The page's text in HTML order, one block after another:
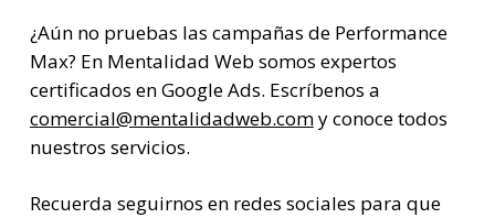
¿Aún no pruebas las campañas de Performance
Max? En Mentalidad Web somos expertos
certificados en Google Ads. Escríbenos a
comercial@mentalidadweb.comy conoce todos
nuestros servicios.
Recuerda seguirnos en redes sociales para que